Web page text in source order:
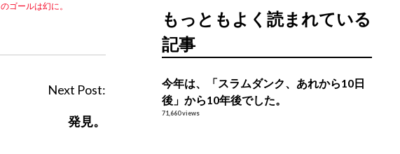
のゴールは幻に。
Next Post:
発見。
ブ
もっともよく読まれている
記事
今年は、「スラムダンク、あれから10日
後」から10年後でした。
71,660 views